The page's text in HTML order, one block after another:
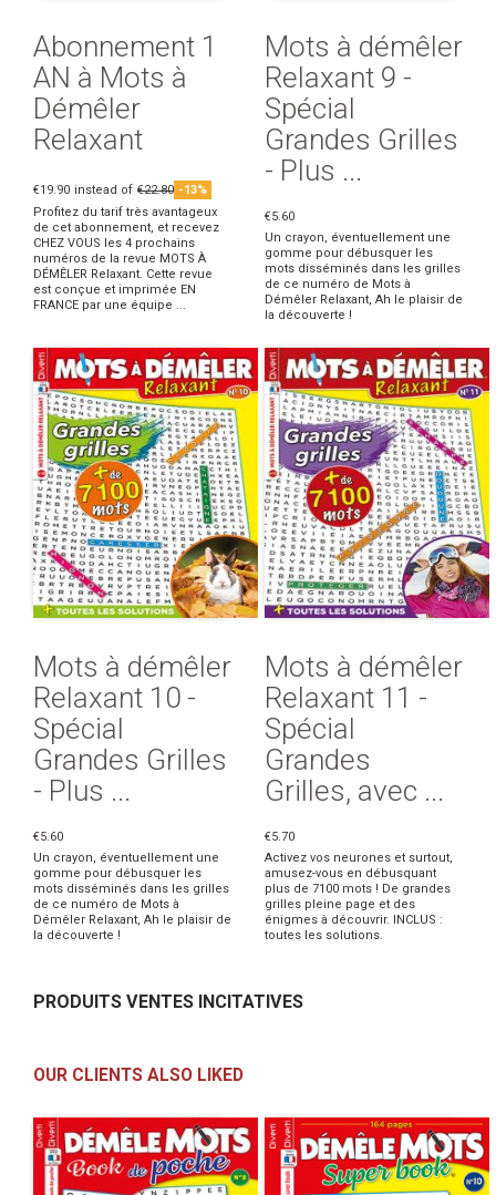
Abonnement 1
AN à Mots à
Démêler
Relaxant
€19.90 instead of €22.80 -13%
Profitez du tarif très avantageux
de cet abonnement, et recevez
CHEZ VOUS les 4 prochains
numéros de la revue MOTS À
DÉMÊLER Relaxant. Cette revue
est conçue et imprimée EN
FRANCE par une équipe ...
Mots à démêler
Relaxant 9 -
Spécial
Grandes Grilles
- Plus ...
€5.60
Un crayon, éventuellement une
gomme pour débusquer les
mots disséminés dans les grilles
de ce numéro de Mots à
Démêler Relaxant, Ah le plaisir de
la découverte !
Mots à démêler
Relaxant 10 -
Spécial
Grandes Grilles
- Plus ...
€5.60
Un crayon, éventuellement une
gomme pour débusquer les
mots disséminés dans les grilles
de ce numéro de Mots à
Démêler Relaxant, Ah le plaisir de
la découverte !
Mots à démêler
Relaxant 11 -
Spécial
Grandes
Grilles, avec ...
€5.70
Activez vos neurones et surtout,
amusez-vous en débusquant
plus de 7100 mots ! De grandes
grilles pleine page et des
énigmes à découvrir. INCLUS :
toutes les solutions.
PRODUITS VENTES INCITATIVES
OUR CLIENTS ALSO LIKED